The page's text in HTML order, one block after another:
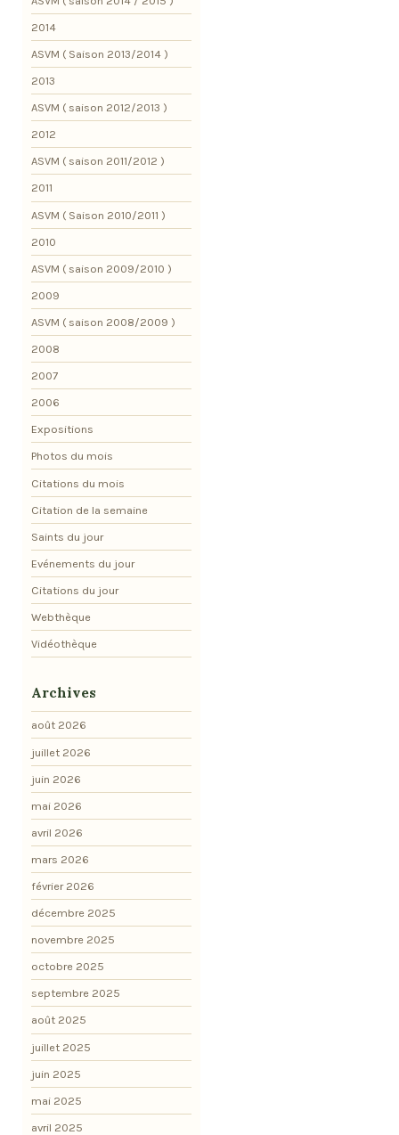
2014
ASVM ( Saison 2013/2014 )
2013
ASVM ( saison 2012/2013 )
2012
ASVM ( saison 2011/2012 )
2011
ASVM ( Saison 2010/2011 )
2010
ASVM ( saison 2009/2010 )
2009
ASVM ( saison 2008/2009 )
2008
2007
2006
Expositions
Photos du mois
Citations du mois
Citation de la semaine
Saints du jour
Evénements du jour
Citations du jour
Webthèque
Vidéothèque
Archives
août 2026
juillet 2026
juin 2026
mai 2026
avril 2026
mars 2026
février 2026
décembre 2025
novembre 2025
octobre 2025
septembre 2025
août 2025
juillet 2025
juin 2025
mai 2025
avril 2025